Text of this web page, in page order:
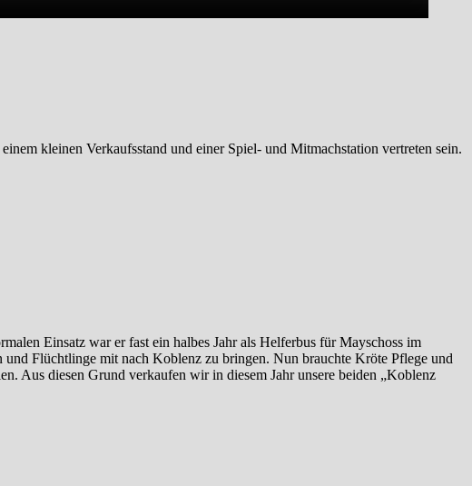
kleinen Verkaufsstand und einer Spiel- und Mitmachstation vertreten sein.
Einsatz war er fast ein halbes Jahr als Helferbus für Mayschoss im
Flüchtlinge mit nach Koblenz zu bringen. Nun brauchte Kröte Pflege und
Aus diesen Grund verkaufen wir in diesem Jahr unsere beiden „Koblenz